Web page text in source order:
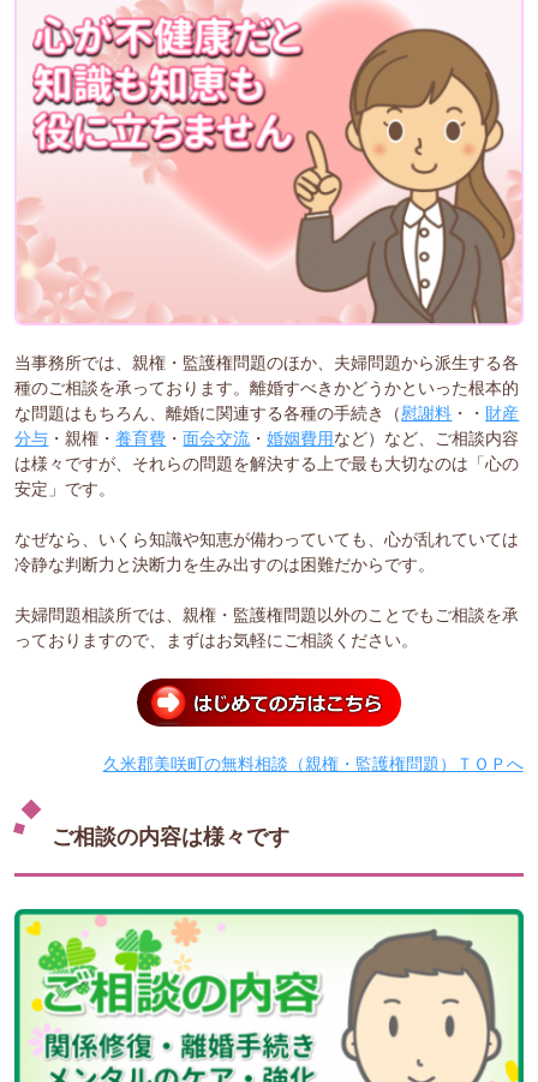
当事務所では、親権・監護権問題のほか、夫婦問題から派生する各
種のご相談を承っております。離婚すべきかどうかといった根本的
な問題はもちろん、離婚に関連する各種の手続き（慰謝料 ・・ 財産
分与 ・親権・養育費 ・面会交流 ・婚姻費用など）など、ご相談内容
は様々ですが、それらの問題を解決する上で最も大切なのは「心の
安定」です。
なぜなら、いくら知識や知恵が備わっていても、心が乱れていては
冷静な判断力と決断力を生み出すのは困難だからです。
夫婦問題相談所では、親権・監護権問題以外のことでもご相談を承
っておりますので、まずはお気軽にご相談ください。
久米郡美咲町の無料相談（親権・監護権問題）ＴＯＰへ
ご相談の内容は様々です